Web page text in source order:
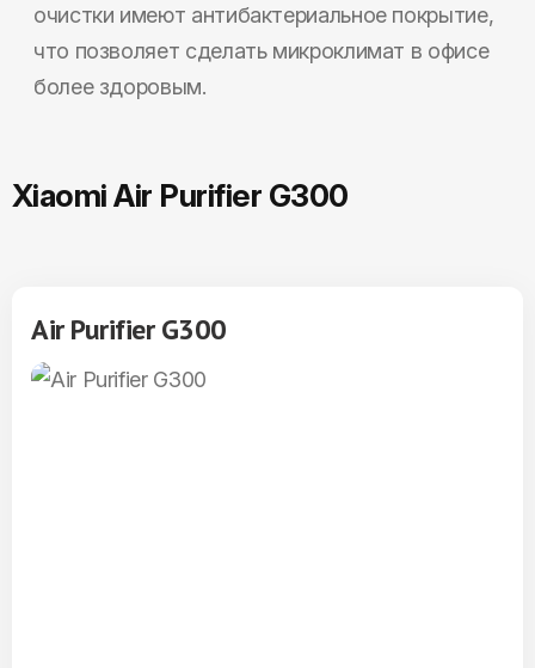
очистки имеют антибактериальное покрытие,
что позволяет сделать микроклимат в офисе
более здоровым.
Xiaomi Air Purifier G300
Air Purifier G300